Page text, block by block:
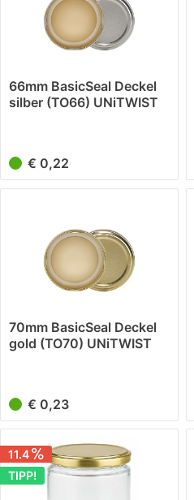
66mm BasicSeal Deckel
silber (TO66) UNiTWIST
€ 0,22
70mm BasicSeal Deckel
gold (TO70) UNiTWIST
€ 0,23
11.4
TIPP!